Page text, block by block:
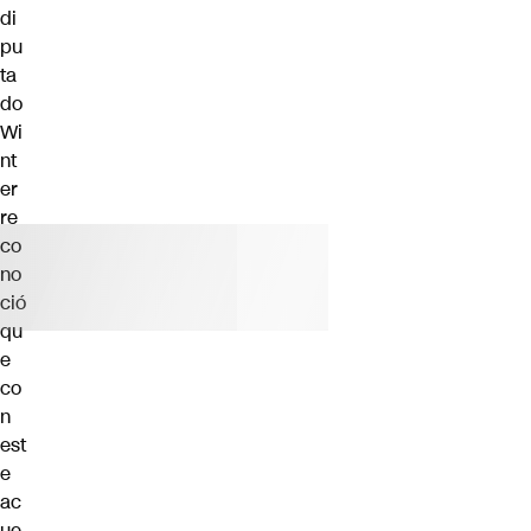
di
pu
ta
do
Wi
nt
er
re
co
no
ció
qu
e
co
n
est
e
ac